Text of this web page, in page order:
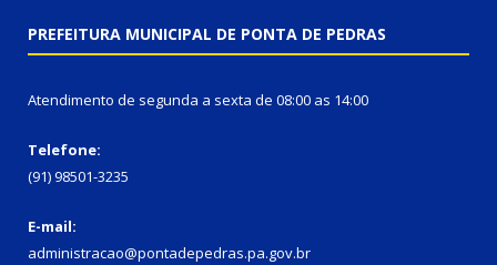
PREFEITURA MUNICIPAL DE PONTA DE PEDRAS
Atendimento de segunda a sexta de 08:00 as 14:00
Telefone:
(91) 98501-3235
E-mail:
administracao@pontadepedras.pa.gov.br